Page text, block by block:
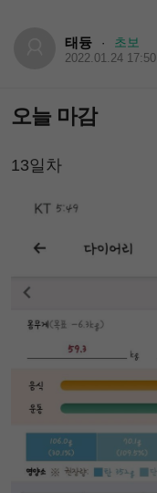
태듕 · 초보
2022.01.24 17:50
오늘 마감
13일차